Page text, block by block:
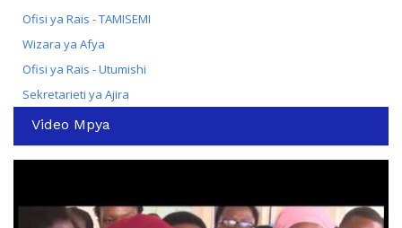
Ofisi ya Rais - TAMISEMI
Wizara ya Afya
Ofisi ya Rais - Utumishi
Sekretarieti ya Ajira
Video Mpya